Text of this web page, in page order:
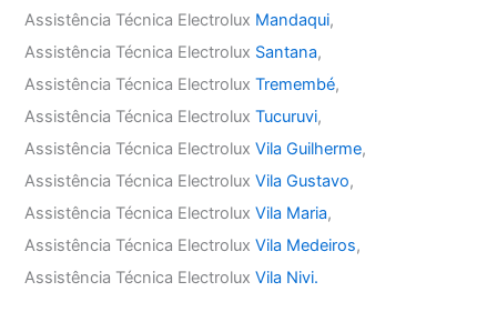
Assistência Técnica Electrolux Mandaqui,
Assistência Técnica Electrolux Santana,
Assistência Técnica ElectroluxTremembé,
Assistência Técnica ElectroluxTucuruvi,
Assistência Técnica ElectroluxVila Guilherme,
Assistência Técnica ElectroluxVila Gustavo,
Assistência Técnica ElectroluxVila Maria,
Assistência Técnica ElectroluxVila Medeiros,
Assistência Técnica ElectroluxVila Nivi.